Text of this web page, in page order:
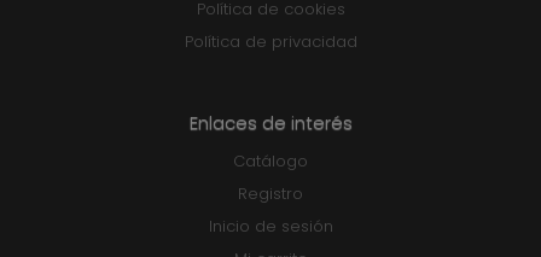
Política de cookies
Política de privacidad
Enlaces de interés
Catálogo
Registro
Inicio de sesión